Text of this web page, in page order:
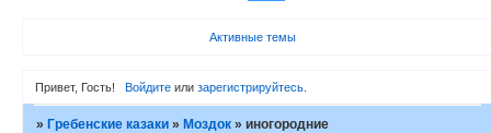
Активные темы
Привет, Гость! Войдитеили зарегистрируйтесь.
»Гребенские казаки »Моздок »иногородние